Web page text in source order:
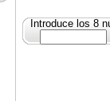
Introduce los 8